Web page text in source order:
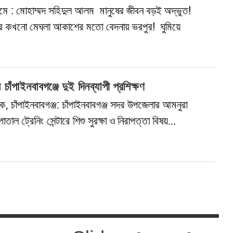
: মোহাম্মদ সহিদুল আলম মানুষের জীবন বড়ই অদ্ভুত!
কখনো মেঘলা আকাশের মতো বেদনায় ভরপুর! ঘুমিয়ে
দুই দিনব্যাপী প্রশিক্ষণ
চাঁপাইনবাবগঞ্জ: চাঁপাইনবাবগঞ্জ সদর উপজেলার আমনুরা
ট্রেনিং সেন্টারে শিশু সুরক্ষা ও নিরাপত্তা বিষয়...